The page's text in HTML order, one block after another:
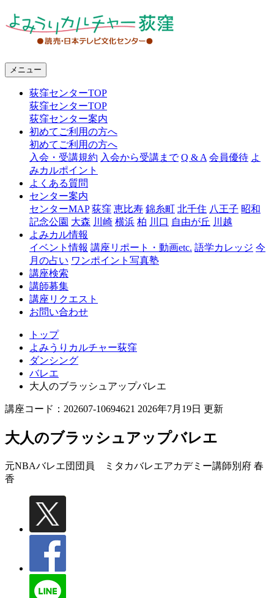
ャ
窪
メニュー
荻窪センターTOP
荻窪センターTOP
荻窪センター案内
初めてご利用の方へ
初めてご利用の方へ
入会・受講規約 入会から受講まで Q & A 会員優待 よ
みカルポイント
よくある質問
センター案内
センターMAP 荻窪 恵比寿 錦糸町 北千住 八王子 昭和
記念公園 大森 川崎 横浜 柏 川口 自由が丘 川越
よみカル情報
イベント情報 講座リポート・動画etc. 語学カレッジ 今
月の占い ワンポイント写真塾
講座検索
講師募集
講座リクエスト
お問い合わせ
トップ
よみうりカルチャー荻窪
ダンシング
バレエ
大人のブラッシュアップバレエ
講座コード：202607-10694621 2026年7月19日 更新
大人のブラッシュアップバレエ
元NBAバレエ団団員 ミタカバレエアカデミー講師別府 春
香